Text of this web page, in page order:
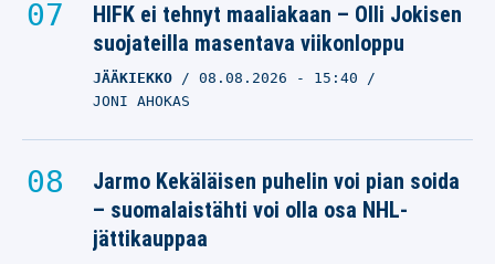
HIFK ei tehnyt maaliakaan – Olli Jokisen
suojateilla masentava viikonloppu
JÄÄKIEKKO 08.08.2026 - 15:40
JONI AHOKAS
Jarmo Kekäläisen puhelin voi pian soida
– suomalaistähti voi olla osa NHL-
jättikauppaa